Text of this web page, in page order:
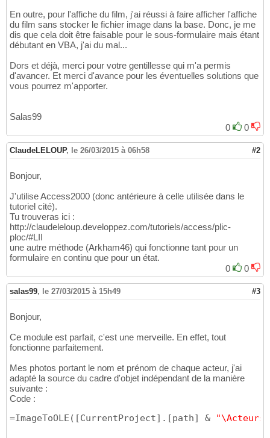
En outre, pour l'affiche du film, j'ai réussi à faire afficher l'affiche
du film sans stocker le fichier image dans la base. Donc, je me
dis que cela doit être faisable pour le sous-formulaire mais étant
débutant en VBA, j'ai du mal...
Dors et déjà, merci pour votre gentillesse qui m'a permis
d'avancer. Et merci d'avance pour les éventuelles solutions que
vous pourrez m'apporter.
Salas99
0
0
ClaudeLELOUP, le 26/03/2015 à 06h58 #2
Bonjour,
J'utilise Access2000 (donc antérieure à celle utilisée dans le
tutoriel cité).
Tu trouveras ici :
http://claudeleloup.developpez.com/tutoriels/access/plic-
ploc/#LII
une autre méthode (Arkham46) qui fonctionne tant pour un
formulaire en continu que pour un état.
0
0
salas99, le 27/03/2015 à 15h49 #3
Bonjour,
Ce module est parfait, c'est une merveille. En effet, tout
fonctionne parfaitement.
Mes photos portant le nom et prénom de chaque acteur, j'ai
adapté la source du cadre d'objet indépendant de la manière
suivante :
Code :
=ImageToOLE ( [CurrentProject] . [path] &